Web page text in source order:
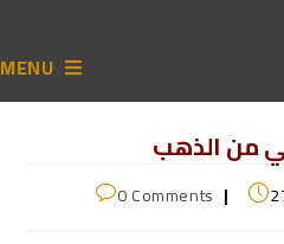
MENU
من الذهب
0 Comments